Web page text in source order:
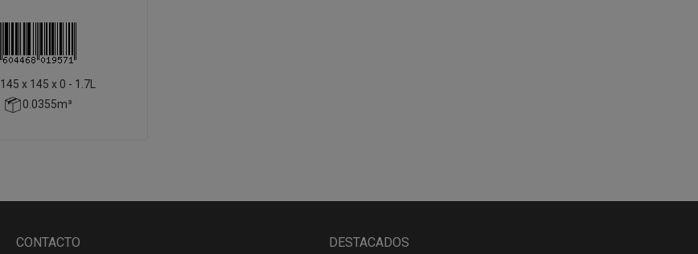
145 x 145 x 0 - 1.7L
0.0355m³
CONTACTO DESTACADOS